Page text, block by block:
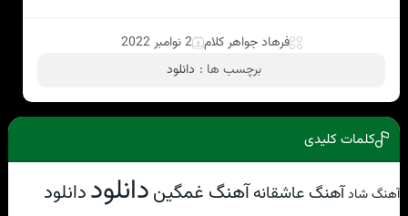
فرهاد جواهر کلام 2 نوامبر 2022
برچسب ها : دانلود
کلمات کلیدی
آهنگ شادآهنگ عاشقانهآهنگ غمگیندانلوددانلود